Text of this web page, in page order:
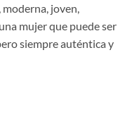
joven,
mujer que puede ser
siempre auténtica y